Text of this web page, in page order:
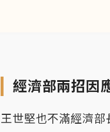
經濟部兩招因
王世堅也不滿經濟